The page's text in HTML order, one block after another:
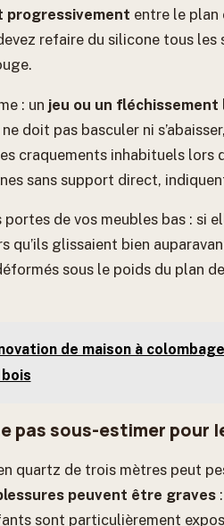
progressivement entre le plan
refaire du silicone tous les
: un jeu ou un fléchissement
doit pas basculer ni
craquements inhabituels
sans support direct,
portes de vos meubles bas : si
glissaient bien
sous le poids du plan
de maison à
pas sous-estimer pour
quartz de trois mètres peut
peuvent être graves
sont particulièrement